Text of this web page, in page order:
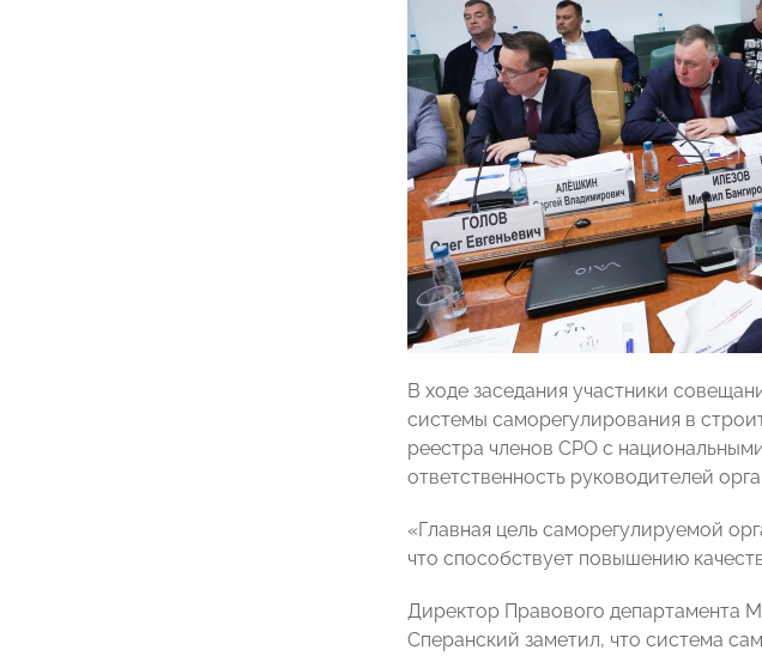
В ходе заседания участники
системы саморегулирования в
реестра членов СРО с
ответственность руководителей
«Главная цель саморегулируемой
что способствует повышению
Директор Правового департамента
Сперанский заметил, что система